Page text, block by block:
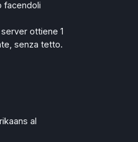
facendoli
ottiene 1
senza tetto.
al